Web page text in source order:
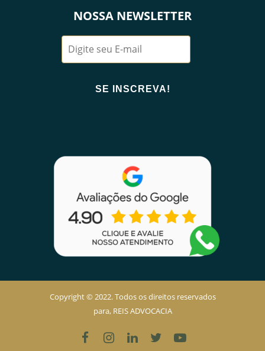
NOSSA NEWSLETTER
Copyright © 2022. Todos os direitos reservados
para, REIS ADVOCACIA